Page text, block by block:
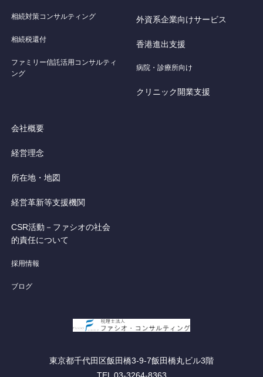
相続対策コンサルティング
相続税還付
ファミリー信託活用コンサルティ
ング
外資系企業向けサービス
香港進出支援
病院・診療所向け
クリニック開業支援
会社概要
経営理念
所在地・地図
経営革新等支援機関
CSR活動－ファシオの社会
的責任について
採用情報
ブログ
東京都千代田区飯田橋3-9-7飯田橋丸ビル3階